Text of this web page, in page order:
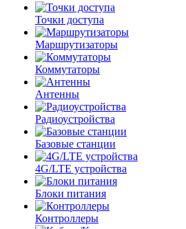
Точки доступа
Маршрутизаторы
Коммутаторы
Антенны
Радиоустройства
Базовые станции
4G/LTE устройства
Блоки питания
Контроллеры